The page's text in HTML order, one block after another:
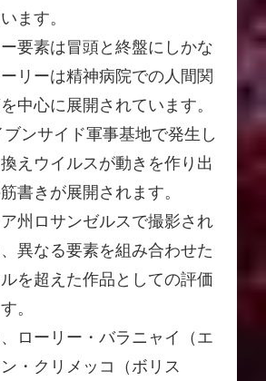
ます。
要素は冒頭と終盤にしかな
リーは精神病院での人間関
中心に展開されています。
ンサイド軍事基地で発生し
えウイルスが動きを作り出
書きが展開されます。
州ロサンゼルスで撮影され
異なる要素を組み合わせた
を超えた作品としての評価
。
ローリー・バラニャイ（エ
・クリメッコ（ボリス